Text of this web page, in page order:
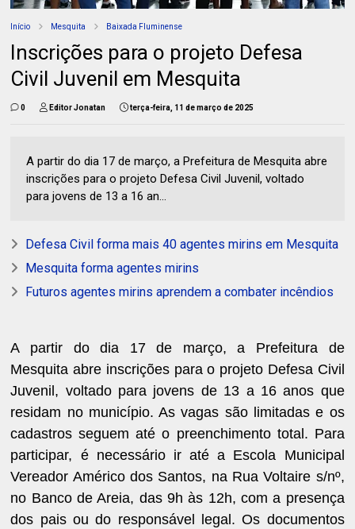
Início Mesquita Baixada Fluminense
Inscrições para o projeto Defesa
Civil Juvenil em Mesquita
0 Editor Jonatan terça-feira, 11 de março de 2025
A partir do dia 17 de março, a Prefeitura de Mesquita abre
inscrições para o projeto Defesa Civil Juvenil, voltado
para jovens de 13 a 16 an...
Defesa Civil forma mais 40 agentes mirins em Mesquita
Mesquita forma agentes mirins
Futuros agentes mirins aprendem a combater incêndios
A partir do dia 17 de março, a Prefeitura de
Mesquita abre inscrições para o projeto Defesa Civil
Juvenil, voltado para jovens de 13 a 16 anos que
residam no município. As vagas são limitadas e os
cadastros seguem até o preenchimento total. Para
participar, é necessário ir até a Escola Municipal
Vereador Américo dos Santos, na Rua Voltaire s/nº,
no Banco de Areia, das 9h às 12h, com a presença
dos pais ou do responsável legal. Os documentos